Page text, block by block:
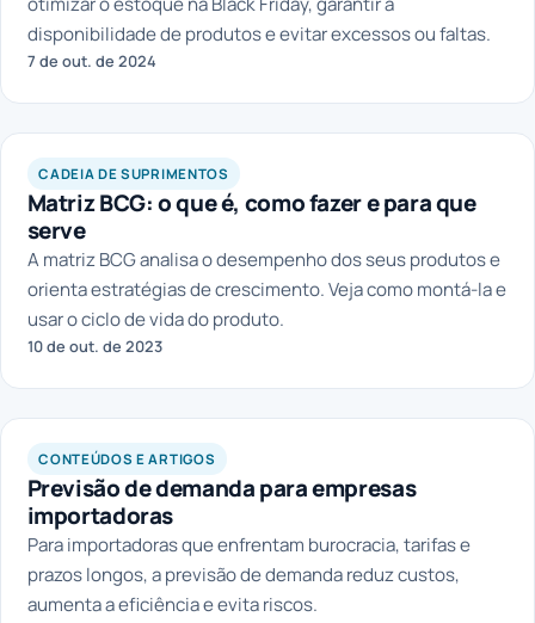
disponibilidade de produtos e evitar excessos ou faltas.
7 de out. de 2024
CADEIA DE SUPRIMENTOS
Matriz BCG: o que é, como fazer e para que
serve
A matriz BCG analisa o desempenho dos seus produtos e
orienta estratégias de crescimento. Veja como montá-la e
usar o ciclo de vida do produto.
10 de out. de 2023
CONTEÚDOS E ARTIGOS
Previsão de demanda para empresas
importadoras
Para importadoras que enfrentam burocracia, tarifas e
prazos longos, a previsão de demanda reduz custos,
aumenta a eficiência e evita riscos.